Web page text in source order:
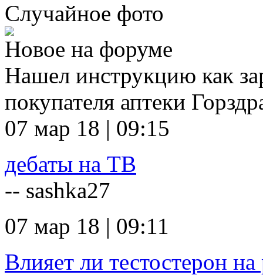
Случайное фото
Новое на форуме
Нашел инструкцию как
покупателя аптеки
07 мар 18 | 09:15
дебаты на ТВ
-- sashka27
07 мар 18 | 09:11
Влияет ли тестостерон на